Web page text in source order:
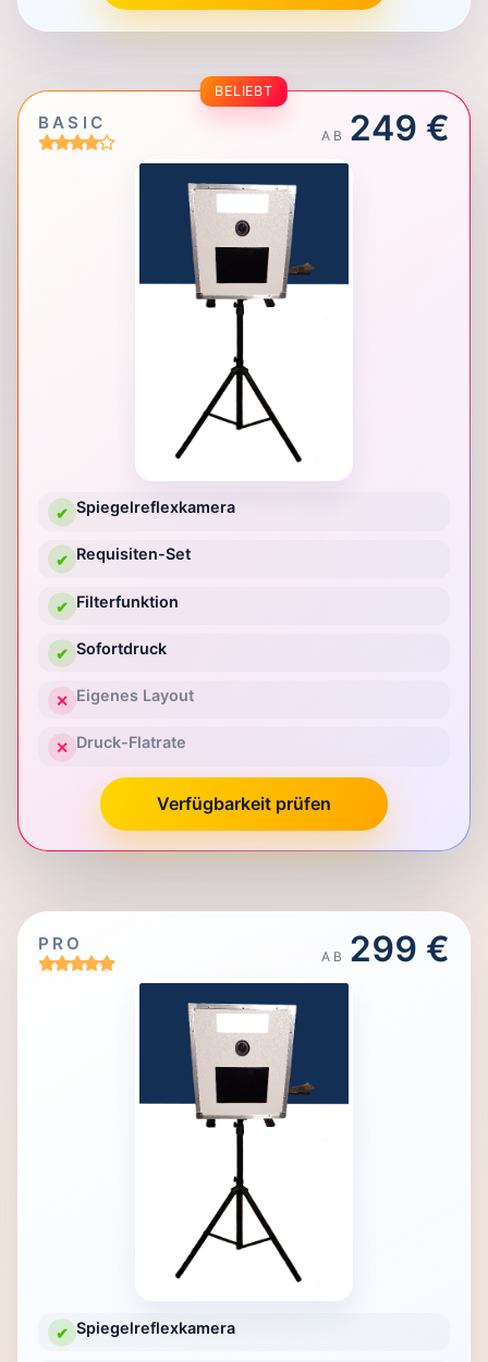
BELIEBT
BASIC
AB 249 €
✔ Spiegelreflexkamera
✔ Requisiten-Set
✔ Filterfunktion
✔ Sofortdruck
✕ Eigenes Layout
✕ Druck-Flatrate
Verfügbarkeit prüfen
PRO
AB 299 €
✔ Spiegelreflexkamera